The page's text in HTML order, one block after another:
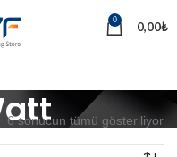
0 0,00₺
6 sonucun tümü gösteriliyor